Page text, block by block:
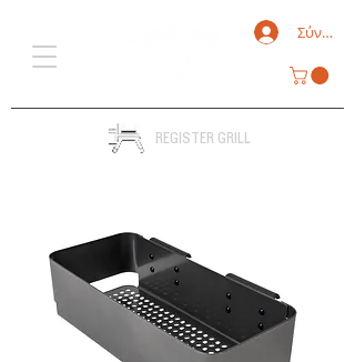
Σύνδεση
REGISTER GRILL